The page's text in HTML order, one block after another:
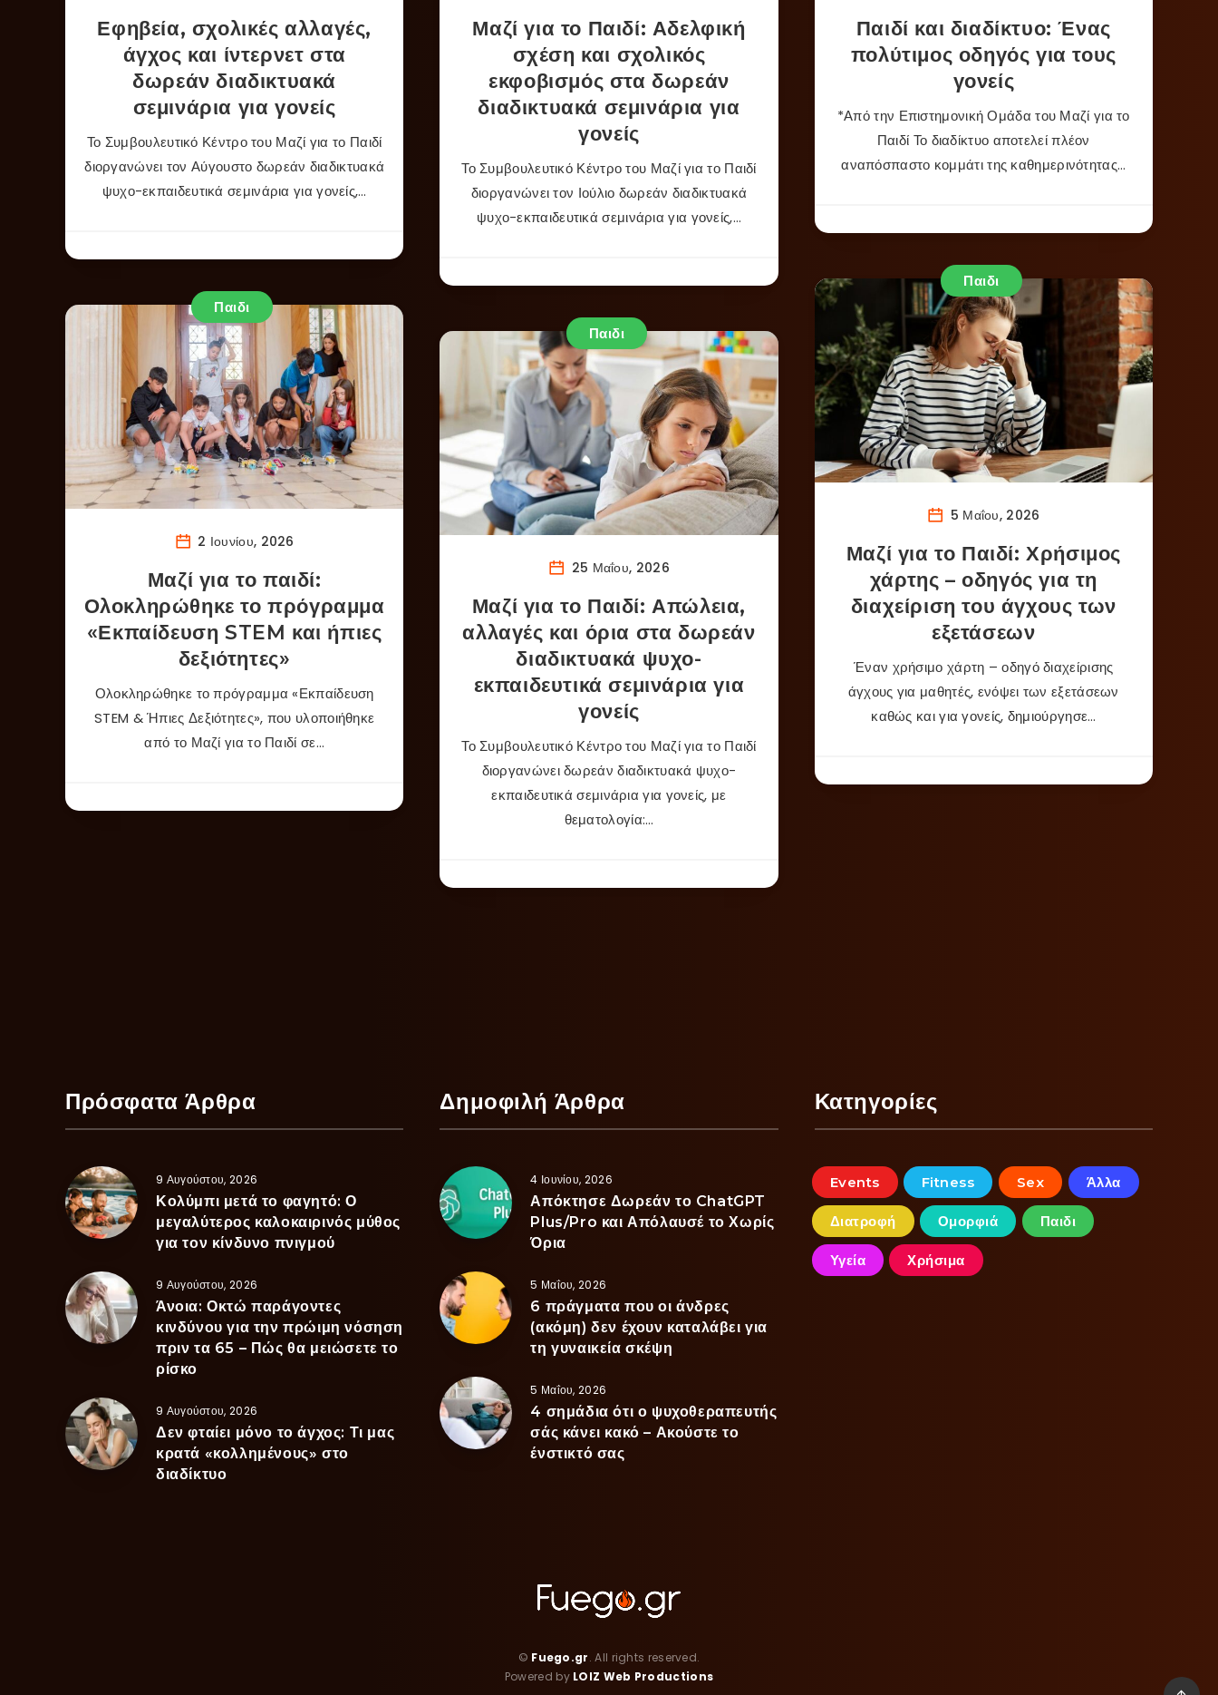
Εφηβεία, σχολικές αλλαγές,
άγχος και ίντερνετ στα
δωρεάν διαδικτυακά
σεμινάρια για γονείς
Το Συμβουλευτικό Κέντρο του Μαζί για το Παιδί
διοργανώνει τον Αύγουστο δωρεάν διαδικτυακά
ψυχο-εκπαιδευτικά σεμινάρια για γονείς,…
Μαζί για το Παιδί: Αδελφική
σχέση και σχολικός
εκφοβισμός στα δωρεάν
διαδικτυακά σεμινάρια για
γονείς
Το Συμβουλευτικό Κέντρο του Μαζί για το Παιδί
διοργανώνει τον Ιούλιο δωρεάν διαδικτυακά
ψυχο-εκπαιδευτικά σεμινάρια για γονείς,…
Παιδί και διαδίκτυο: Ένας
πολύτιμος οδηγός για τους
γονείς
*Από την Επιστημονική Ομάδα του Μαζί για το
Παιδί Το διαδίκτυο αποτελεί πλέον
αναπόσπαστο κομμάτι της καθημερινότητας…
Παιδι
2 Ιουνίου, 2026
Μαζί για το παιδί:
Ολοκληρώθηκε το πρόγραμμα
«Εκπαίδευση STEM και ήπιες
δεξιότητες»
Ολοκληρώθηκε το πρόγραμμα «Εκπαίδευση
STEM & Ήπιες Δεξιότητες», που υλοποιήθηκε
από το Μαζί για το Παιδί σε…
Παιδι
25 Μαΐου, 2026
Μαζί για το Παιδί: Απώλεια,
αλλαγές και όρια στα δωρεάν
διαδικτυακά ψυχο-
εκπαιδευτικά σεμινάρια για
γονείς
Το Συμβουλευτικό Κέντρο του Μαζί για το Παιδί
διοργανώνει δωρεάν διαδικτυακά ψυχο-
εκπαιδευτικά σεμινάρια για γονείς, με
θεματολογία:…
Παιδι
5 Μαΐου, 2026
Μαζί για το Παιδί: Χρήσιμος
χάρτης – οδηγός για τη
διαχείριση του άγχους των
εξετάσεων
Έναν χρήσιμο χάρτη – οδηγό διαχείρισης
άγχους για μαθητές, ενόψει των εξετάσεων
καθώς και για γονείς, δημιούργησε…
Πρόσφατα Άρθρα
9 Αυγούστου, 2026
Κολύμπι μετά το φαγητό: Ο
μεγαλύτερος καλοκαιρινός μύθος
για τον κίνδυνο πνιγμού
9 Αυγούστου, 2026
Άνοια: Οκτώ παράγοντες
κινδύνου για την πρώιμη νόσηση
πριν τα 65 – Πώς θα μειώσετε το
ρίσκο
9 Αυγούστου, 2026
Δεν φταίει μόνο το άγχος: Τι μας
κρατά «κολλημένους» στο
διαδίκτυο
Δημοφιλή Άρθρα
4 Ιουνίου, 2026
Απόκτησε Δωρεάν το ChatGPT
Plus/Pro και Απόλαυσέ το Χωρίς
Όρια
5 Μαΐου, 2026
6 πράγματα που οι άνδρες
(ακόμη) δεν έχουν καταλάβει για
τη γυναικεία σκέψη
5 Μαΐου, 2026
4 σημάδια ότι ο ψυχοθεραπευτής
σάς κάνει κακό – Ακούστε το
ένστικτό σας
Κατηγορίες
Events Fitness Sex Άλλα
Διατροφή Ομορφιά Παιδι
Υγεία Χρήσιμα
© Fuego.gr. All rights reserved.
Powered by LOIZ Web Productions